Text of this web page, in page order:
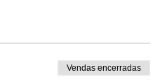
Vendas encerradas